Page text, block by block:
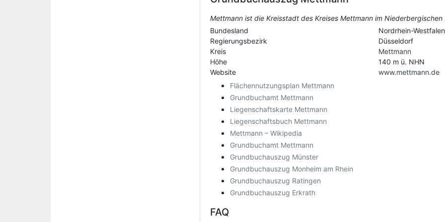
Mettmann ist die Kreisstadt des Kreises Mettmann im Niederbergischen
Bundesland
Nordrhein-Westfalen
Regierungsbezirk
Düsseldorf
Kreis
Mettmann
Höhe
140 m ü. NHN
Website
www.mettmann.de
Flächennutzungsplan Mettmann
Grundbuchamt Mettmann
Liegenschaftskarte Mettmann
Liegenschaftsbuch Mettmann
Mettmann – Wikipedia
Grundbuchamt Mettmann
Grundbuchauszug Münster
Grundbuchauszug Monheim am Rhein
Grundbuchauszug Ratingen
Grundbuchauszug Erkrath
FAQ